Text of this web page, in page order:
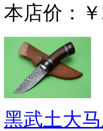
本店价：
黑武土大